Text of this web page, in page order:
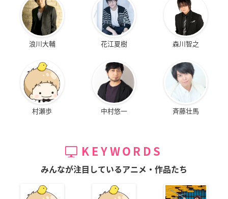
浪川大輔 花江夏樹 森川智之
村瀬歩 中村悠一 斉藤壮馬
KEYWORDS
みんなが注目しているアニメ・作品たち